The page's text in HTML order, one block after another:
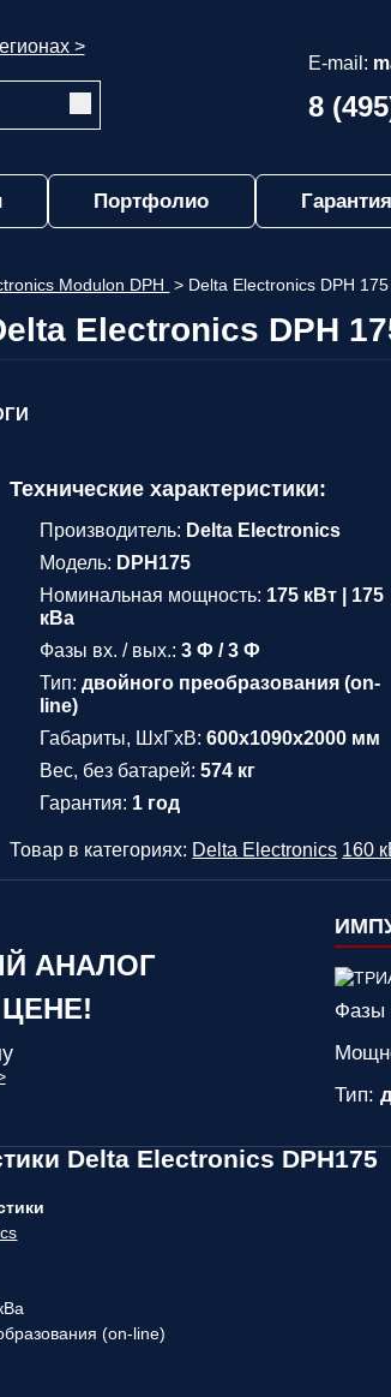
>
E-mail:
8
Портфолио
Modulon DPH > Delta Electronics DPH 175
Electronics DPH
Технические характеристики:
Производитель: Delta Electronics
Модель: DPH175
Номинальная мощность: 175 кВт | 175
кВа
Фазы вх. / вых.:3 Ф / 3 Ф
Тип:двойного преобразования (on-
line)
Габариты, ШхГхВ:600x1090x2000 мм
Вес, без батарей:574 кг
Гарантия: 1 год
Товар в категориях: Delta Electronics 160
АНАЛОГ
Фазы
Тип:
Delta Electronics DPH175
(on-line)